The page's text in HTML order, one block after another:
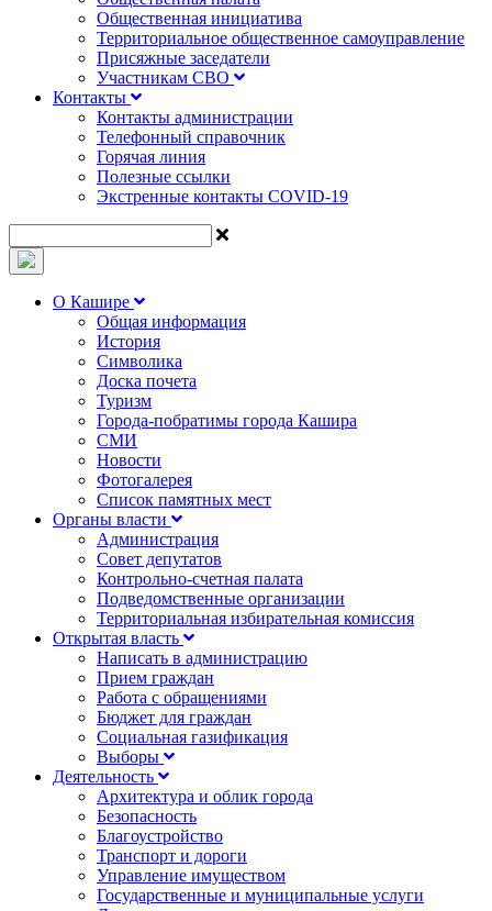
Общественная инициатива
Территориальное общественное самоуправление
Присяжные заседатели
Участникам СВО
Контакты
Контакты администрации
Телефонный справочник
Горячая линия
Полезные ссылки
Экстренные контакты COVID-19
О Кашире
Общая информация
История
Символика
Доска почета
Туризм
Города-побратимы города Кашира
СМИ
Новости
Фотогалерея
Список памятных мест
Органы власти
Администрация
Совет депутатов
Контрольно-счетная палата
Подведомственные организации
Территориальная избирательная комиссия
Открытая власть
Написать в администрацию
Прием граждан
Работа с обращениями
Бюджет для граждан
Социальная газификация
Выборы
Деятельность
Архитектура и облик города
Безопасность
Благоустройство
Транспорт и дороги
Управление имуществом
Государственные и муниципальные услуги